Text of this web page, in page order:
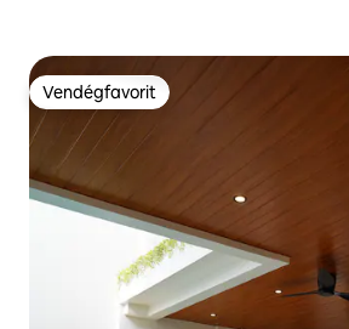
Vendégfavorit
Vendégfavorit